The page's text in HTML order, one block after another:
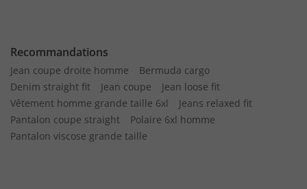
Recommandations
Jean coupe droite homme
Bermuda cargo
Denim straight fit
Jean coupe
Jean loose fit
Vêtement homme grande taille 6xl
Jeans relaxed fit
Pantalon coupe straight
Polaire 6xl homme
Pantalon viscose grande taille